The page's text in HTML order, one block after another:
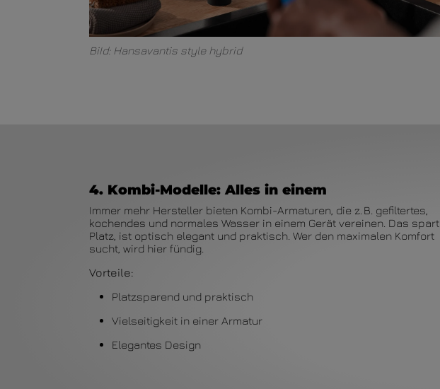
BiId: Hansavantis style hybrid
4. Kombi-Modelle: Alles in einem
Immer mehr Hersteller bieten Kombi-Armaturen, die z. B. gefiltertes,
kochendes und normales Wasser in einem Gerät vereinen. Das spart
Platz, ist optisch elegant und praktisch. Wer den maximalen Komfort
sucht, wird hier fündig.
Vorteile:
Platzsparend und praktisch
Vielseitigkeit in einer Armatur
Elegantes Design